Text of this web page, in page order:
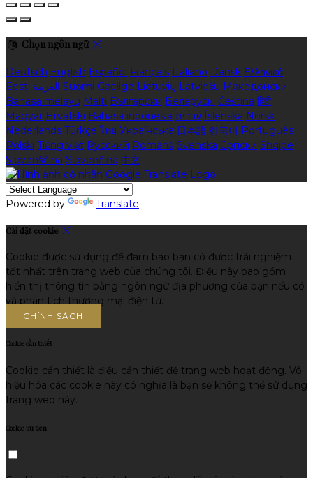
Chọn ngôn ngữ
Deutsch English Español Français Italiano Dansk Ελληνικά
Eesti العربية Suomi Gaeilge Lietuvių Latviešu Македонски
Bahasa melayu Malti Български Беларускі Čeština हिंदी
Magyar Hrvatski Bahasa indonesia עברית Íslenska Norsk
Nederlands Türkçe ไทย Українська 日本語 한국어 Português
Polski Tiếng việt Русский Română Svenska Српски Shqipe
Slovenščina Slovenčina 中文
Powered by Translate
Cài đặt cookie
Cookie được sử dụng để đảm bảo bạn có được trải nghiệm
tốt nhất trên trang web của chúng tôi. Điều này bao gồm
hiển thị thông tin bằng ngôn ngữ địa phương của bạn nếu có
và phân tích thương mại điện tử.
CHÍNH SÁCH
Cookie cần thiết
Cookie cần thiết là điều cần thiết để trang web hoạt động. Vô
hiệu hóa các cookie này có nghĩa là bạn sẽ không thể sử dụng
trang web này.
Cookie ưu tiên